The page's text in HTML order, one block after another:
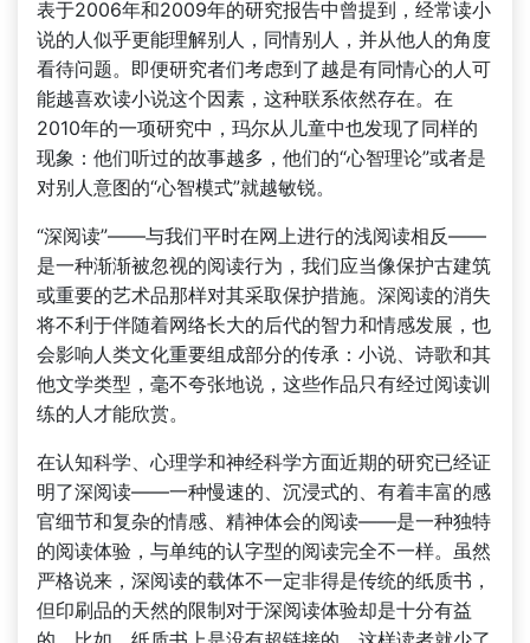
表于2006年和2009年的研究报告中曾提到，经常读小
说的人似乎更能理解别人，同情别人，并从他人的角度
看待问题。即便研究者们考虑到了越是有同情心的人可
能越喜欢读小说这个因素，这种联系依然存在。在
2010年的一项研究中，玛尔从儿童中也发现了同样的
现象：他们听过的故事越多，他们的“心智理论”或者是
对别人意图的“心智模式”就越敏锐。
“深阅读”——与我们平时在网上进行的浅阅读相反——
是一种渐渐被忽视的阅读行为，我们应当像保护古建筑
或重要的艺术品那样对其采取保护措施。深阅读的消失
将不利于伴随着网络长大的后代的智力和情感发展，也
会影响人类文化重要组成部分的传承：小说、诗歌和其
他文学类型，毫不夸张地说，这些作品只有经过阅读训
练的人才能欣赏。
在认知科学、心理学和神经科学方面近期的研究已经证
明了深阅读——一种慢速的、沉浸式的、有着丰富的感
官细节和复杂的情感、精神体会的阅读——是一种独特
的阅读体验，与单纯的认字型的阅读完全不一样。虽然
严格说来，深阅读的载体不一定非得是传统的纸质书，
但印刷品的天然的限制对于深阅读体验却是十分有益